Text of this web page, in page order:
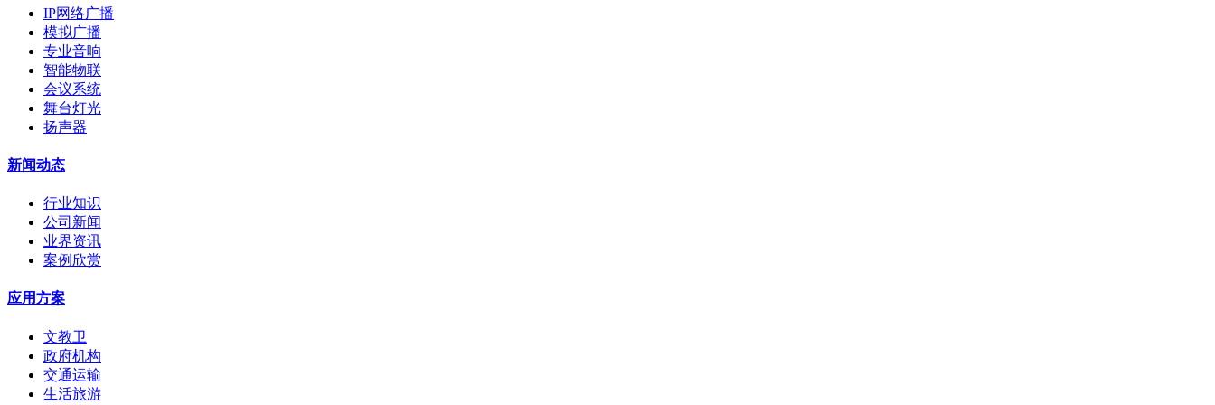
IP网络广播
模拟广播
专业音响
智能物联
会议系统
舞台灯光
扬声器
新闻动态
行业知识
公司新闻
业界资讯
案例欣赏
应用方案
文教卫
政府机构
交通运输
生活旅游